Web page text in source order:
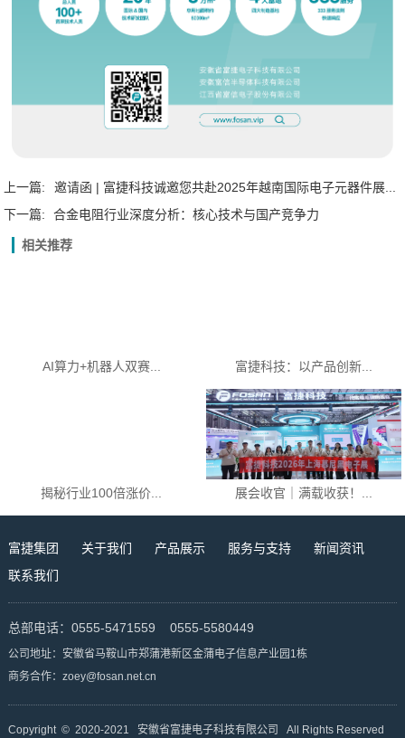
上一篇:
邀请函 | 富捷科技诚邀您共赴2025年越南国际电子元器件展...
下一篇:
合金电阻行业深度分析：核心技术与国产竞争力
相关推荐
AI算力+机器人双赛... 富捷科技：以产品创新...
揭秘行业100倍涨价... 展会收官｜满载收获！...
富捷集团 关于我们 产品展示 服务与支持
新闻资讯
联系我们
总部电话：0555-5471559 0555-5580449
公司地址：安徽省马鞍山市郑蒲港新区金蒲电子信息产业园1栋
商务合作：zoey@fosan.net.cn
Copyright © 2020-2021 安徽省富捷电子科技有限公司 All Rights Reserved